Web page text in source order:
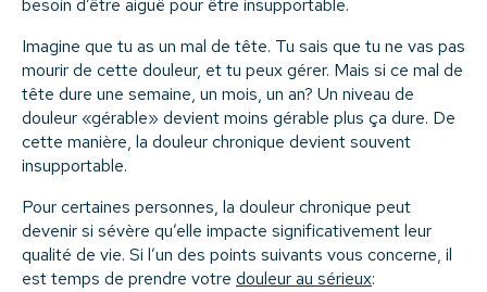
besoin d’être aiguë pour être insupportable.
Imagine que tu as un mal de tête. Tu sais que tu ne vas pas
mourir de cette douleur, et tu peux gérer. Mais si ce mal de
tête dure une semaine, un mois, un an? Un niveau de
douleur «gérable» devient moins gérable plus ça dure. De
cette manière, la douleur chronique devient souvent
insupportable.
Pour certaines personnes, la douleur chronique peut
devenir si sévère qu’elle impacte significativement leur
qualité de vie. Si l’un des points suivants vous concerne, il
est temps de prendre votre douleur au sérieux: